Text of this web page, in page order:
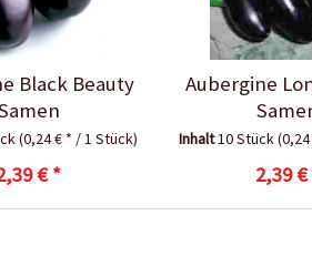
Black Beauty
(0,24 € * / 1 Stück)
€ *
Aubergine
Inhalt10 Stück
2,39